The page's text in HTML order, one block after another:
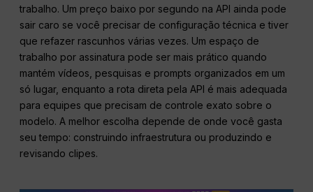
trabalho. Um preço baixo por segundo na API ainda pode
sair caro se você precisar de configuração técnica e tiver
que refazer rascunhos várias vezes. Um espaço de
trabalho por assinatura pode ser mais prático quando
mantém vídeos, pesquisas e prompts organizados em um
só lugar, enquanto a rota direta pela API é mais adequada
para equipes que precisam de controle exato sobre o
modelo. A melhor escolha depende de onde você gasta
seu tempo: construindo infraestrutura ou produzindo e
revisando clipes.